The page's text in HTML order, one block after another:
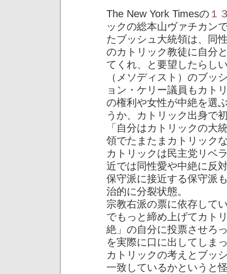
The New York Timesの １
ックの総本山ヴァチカン
たブッシュ大統領は、同
のカトリック教徒に自分
てくれ、と要望したらし
（メソディスト）のブッ
ョン・ケリー議員もカト
の権利や女性が中絶を選
うか、カトリック出身で
「自分はカトリックの大
領でたまたまカトリック
カトリックは民主党リベ
近では同性愛や中絶に反
保守派に接近する保守派
治的に分裂状態。
宗教右派の票に依存して
でもっと締め上げてカト
絶」の自分に投票させろ
を実際に口に出してしま
カトリックの考えとブッ
一致しているかというと